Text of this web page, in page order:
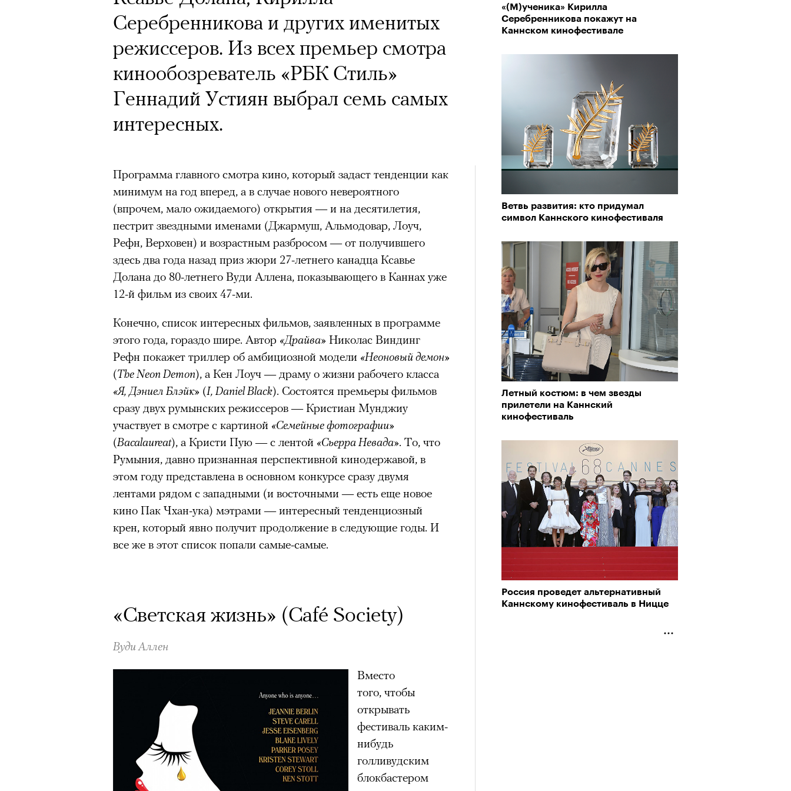
«(М)ученика» Кирилла
Серебренникова покажут на
Каннском кинофестивале
Ветвь развития: кто придумал
символ Каннского кинофестиваля
Летный костюм: в чем звезды
прилетели на Каннский
кинофестиваль
Россия проведет альтернативный
Каннскому кинофестиваль в Ницце
«РБК Визионеры» и masters:dom
провели первую резиденцию
Серебренникова и других именитых
режиссеров. Из всех премьер смотра
кинообозреватель «РБК Стиль»
Геннадий Устиян выбрал семь самых
интересных.
Программа главного смотра кино, который задаст тенденции как
минимум на год вперед, а в случае нового невероятного
(впрочем, мало ожидаемого) открытия — и на десятилетия,
пестрит звездными именами (Джармуш, Альмодовар, Лоуч,
Рефн, Верховен) и возрастным разбросом — от получившего
здесь два года назад приз жюри 27-летнего канадца Ксавье
Долана до 80-летнего Вуди Аллена, показывающего в Каннах уже
12-й фильм из своих 47-ми.
Конечно, список интересных фильмов, заявленных в программе
этого года, гораздо шире. Автор «Драйва» Николас Виндинг
Рефн покажет триллер об амбициозной модели «Неоновый демон»
(The Neon Demon), а Кен Лоуч — драму о жизни рабочего класса
«Я, Дэниел Блэйк» (I, Daniel Black). Состоятся премьеры фильмов
сразу двух румынских режиссеров — Кристиан Мунджиу
участвует в смотре с картиной «Семейные фотографии»
(Bacalaureat), а Кристи Пую — с лентой «Сьерра Невада». То, что
Румыния, давно признанная перспективной кинодержавой, в
этом году представлена в основном конкурсе сразу двумя
лентами рядом с западными (и восточными — есть еще новое
кино Пак Чхан-ука) мэтрами — интересный тенденциозный
крен, который явно получит продолжение в следующие годы. И
все же в этот список попали самые-самые.
«Светская жизнь» (Café Society)
Вуди Аллен
Вместо
того, чтобы
открывать
фестиваль каким-
нибудь
голливудским
блокбастером
«РБК Визионеры» и masters:dom
провели первую резиденцию
Кира Альтман, Altman Talks: «Умение
досказать — это освобождающая
штука»
Кампания Ekonika с Роузи Хантингтон-
Уайтли вызвала споры об уместности
работы с зарубежной звездой, расходах
на рекламу и возможном росте цен на
обувь бренда. Попросили разобрать кейс
маркетолога Ирину Зуеву
Ekonika — главный ньюсмейкер последних дней. Российский
бренд снял в осенне-зимней рекламной кампании британскую
супермодель Роузи Хантингтон-Уайтли. Cъемки проходили в
Париже в интерьерах дворца XVIII века, а Роузи позировала с
главными новинками вроде сумки-таксы. Бренд едва успел
выложить первые кадры в запрещенной социальной сети, как
получил резкую порцию критики. При этом снимать мировых
звезд отечественные игроки рынка уже привыкли: вспомнить
хотя бы Gloria Jeans и Ирину Шейк, 12 Storeez и Наталью
Водянову и даже далеких от российского контекста Тину Кунаки
в кампании Lavarice и Эльзу Хоск у самой Ekonika.
Роузи Хантингтон-Уайтли в рекламной кампании
Ekonika
© ПРЕСС-СЛУЖБА EKONIKA
Критикуя кейс с Роузи Хантингтон-Уайтли, одни пользователи